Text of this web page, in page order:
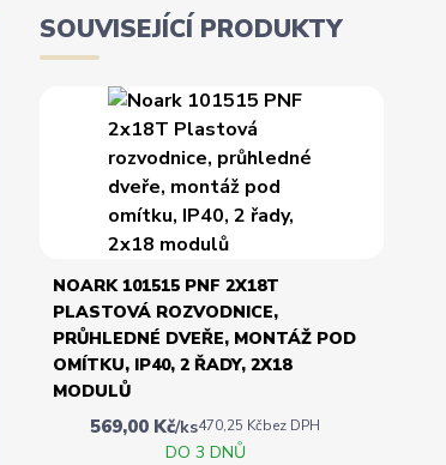
SOUVISEJÍCÍ PRODUKTY
NOARK 101515 PNF 2X18T
PLASTOVÁ ROZVODNICE,
PRŮHLEDNÉ DVEŘE, MONTÁŽ POD
OMÍTKU, IP40, 2 ŘADY, 2X18
MODULŮ
569,00 Kč/ks470,25 Kčbez DPH
DO 3 DNŮ